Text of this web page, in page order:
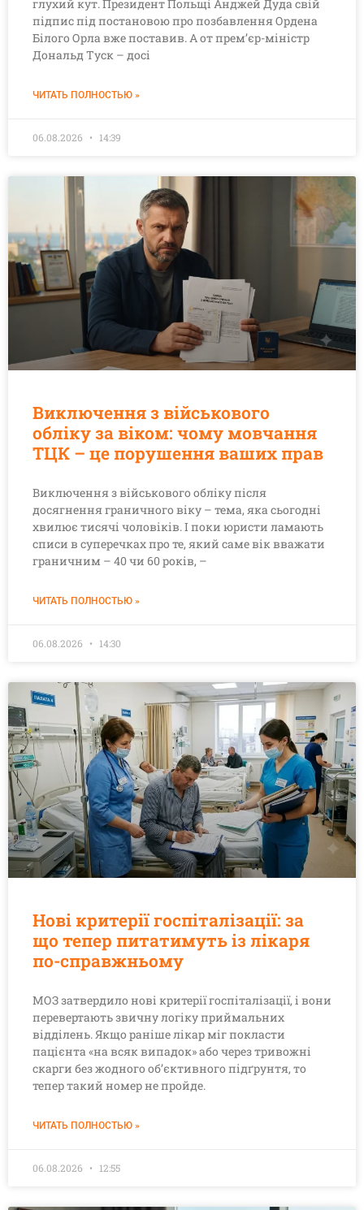
глухий кут. Президент Польщі Анджей Дуда свій
підпис під постановою про позбавлення Ордена
Білого Орла вже поставив. А от прем’єр-міністр
Дональд Туск – досі
ЧИТАТЬ ПОЛНОСТЬЮ »
06.08.2026 14:39
Виключення з військового
обліку за віком: чому мовчання
ТЦК – це порушення ваших прав
Виключення з військового обліку після
досягнення граничного віку – тема, яка сьогодні
хвилює тисячі чоловіків. І поки юристи ламають
списи в суперечках про те, який саме вік вважати
граничним – 40 чи 60 років, –
ЧИТАТЬ ПОЛНОСТЬЮ »
06.08.2026 14:30
Нові критерії госпіталізації: за
що тепер питатимуть із лікаря
по-справжньому
МОЗ затвердило нові критерії госпіталізації, і вони
перевертають звичну логіку приймальних
відділень. Якщо раніше лікар міг покласти
пацієнта «на всяк випадок» або через тривожні
скарги без жодного об’єктивного підґрунтя, то
тепер такий номер не пройде.
ЧИТАТЬ ПОЛНОСТЬЮ »
06.08.2026 12:55